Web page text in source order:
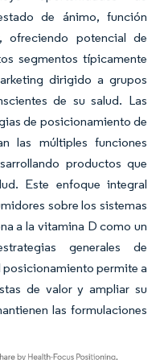
de ánimo, función
ofreciendo potencial de
segmentos típicamente
dirigido a grupos
de su salud. Las
de posicionamiento de
las múltiples funciones
productos que
Este enfoque integral
sobre los sistemas
a la vitamina D como un
generales de
permite a
de valor y ampliar su
las formulaciones